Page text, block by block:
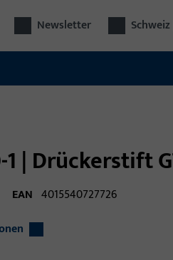
Newsletter
1 | Drückerstift
EAN 4015540727726